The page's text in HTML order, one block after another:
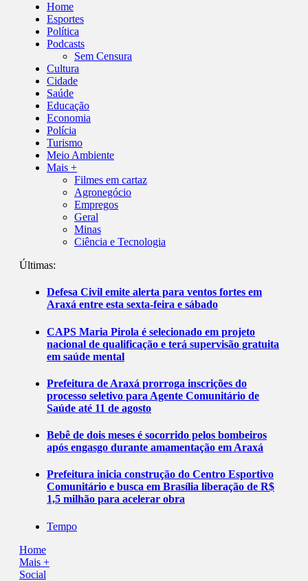
Home
Esportes
Política
Podcasts
Sem Censura
Cultura
Cidade
Saúde
Educação
Economia
Polícia
Turismo
Meio Ambiente
Mais +
Filmes em cartaz
Agronegócio
Empregos
Geral
Minas
Ciência e Tecnologia
Últimas:
Defesa Civil emite alerta para ventos fortes em
Araxá entre esta sexta-feira e sábado
CAPS Maria Pirola é selecionado em projeto
nacional de qualificação e terá supervisão gratuita
em saúde mental
Prefeitura de Araxá prorroga inscrições do
processo seletivo para Agente Comunitário de
Saúde até 11 de agosto
Bebê de dois meses é socorrido pelos bombeiros
após engasgo durante amamentação em Araxá
Prefeitura inicia construção do Centro Esportivo
Comunitário e busca em Brasília liberação de R$
1,5 milhão para acelerar obra
Tempo
Home
Mais +
Social